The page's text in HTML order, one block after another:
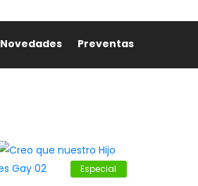
Novedades Preventas
Especial